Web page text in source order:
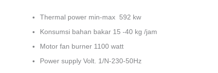
Thermal power min-max 592 kw
Konsumsi bahan bakar 15 -40 kg /jam
Motor fan burner 1100 watt
Power supply Volt. 1/N-230-50Hz